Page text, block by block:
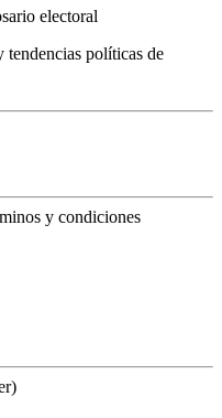
electoral
tendencias políticas de
y condiciones